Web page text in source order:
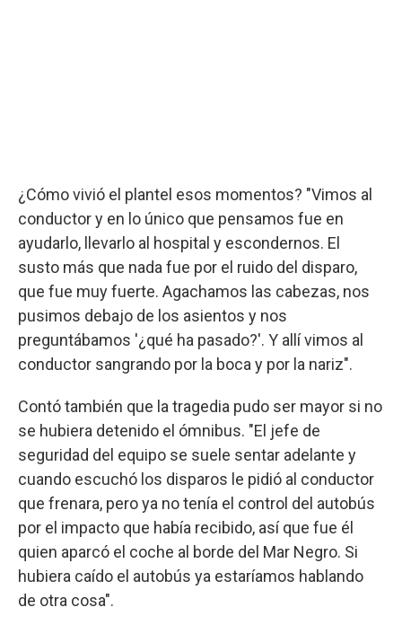
¿Cómo vivió el plantel esos momentos? "Vimos al
conductor y en lo único que pensamos fue en
ayudarlo, llevarlo al hospital y escondernos. El
susto más que nada fue por el ruido del disparo,
que fue muy fuerte. Agachamos las cabezas, nos
pusimos debajo de los asientos y nos
preguntábamos '¿qué ha pasado?'. Y allí vimos al
conductor sangrando por la boca y por la nariz".
Contó también que la tragedia pudo ser mayor si no
se hubiera detenido el ómnibus. "El jefe de
seguridad del equipo se suele sentar adelante y
cuando escuchó los disparos le pidió al conductor
que frenara, pero ya no tenía el control del autobús
por el impacto que había recibido, así que fue él
quien aparcó el coche al borde del Mar Negro. Si
hubiera caído el autobús ya estaríamos hablando
de otra cosa".